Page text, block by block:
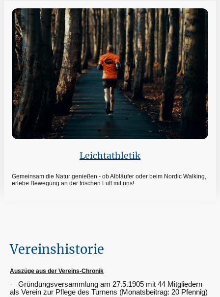
Leichtathletik
Gemeinsam die Natur genießen - ob Albläufer oder beim Nordic Walking,
erlebe Bewegung an der frischen Luft mit uns!
Vereinshistorie
Auszüge aus der Vereins-Chronik
· Gründungsversammlung am 27.5.1905 mit 44 Mitgliedern
als Verein zur Pflege des Turnens (Monatsbeitrag: 20 Pfennig)